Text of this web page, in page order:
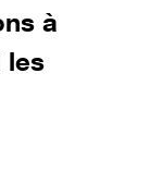
à
les